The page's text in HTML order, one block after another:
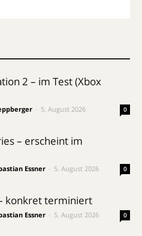
2 – im Test (Xbox
5. August 2026 0
– erscheint im
Essner 5. August 2026 0
konkret terminiert
Essner 5. August 2026 0